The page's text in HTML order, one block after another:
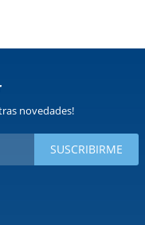
novedades!
SUSCRIBIRME